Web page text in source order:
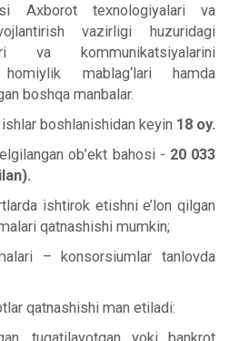
Axborot texnologiyalari va
vazirligi huzuridagi
va kommunikatsiyalarini
mablag‘lari hamda
boshqa manbalar.
boshlanishidan keyin 18 oy.
ob’ekt bahosi - 20 033
ishtirok etishni e’lon qilgan
qatnashishi mumkin;
– konsorsiumlar tanlovda
qatnashishi man etiladi:
tugatilayotgan yoki bankrot